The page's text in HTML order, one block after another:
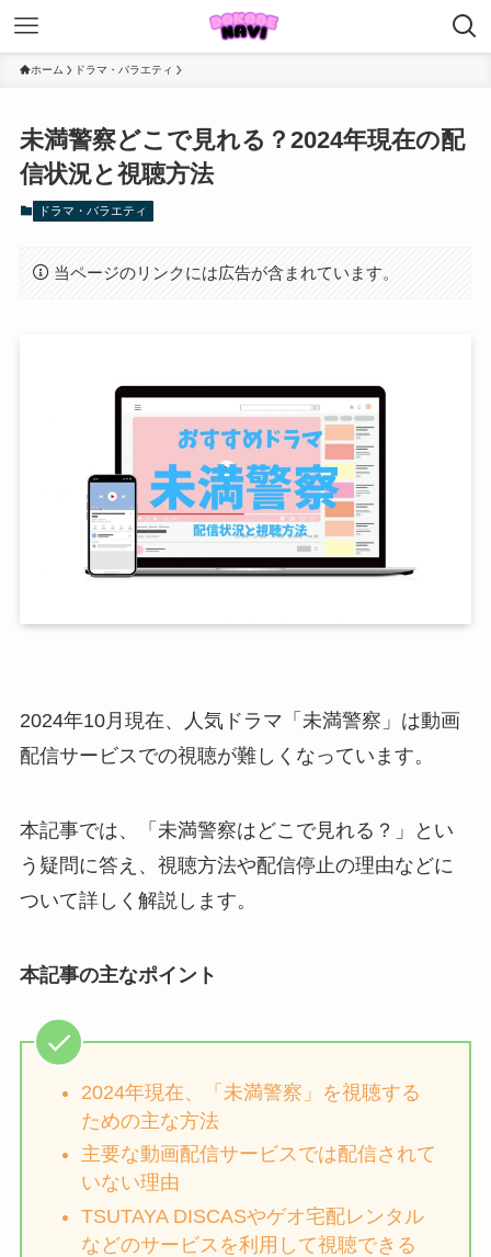
ホーム ドラマ・バラエティ
未満警察どこで見れる？2024年現在の配
信状況と視聴方法
ドラマ・バラエティ
当ページのリンクには広告が含まれています。
2024年10月現在、人気ドラマ「未満警察」は動画
配信サービスでの視聴が難しくなっています。
本記事では、「未満警察はどこで見れる？」とい
う疑問に答え、視聴方法や配信停止の理由などに
ついて詳しく解説します。
本記事の主なポイント
2024年現在、「未満警察」を視聴する
ための主な方法
主要な動画配信サービスでは配信されて
いない理由
TSUTAYA DISCASやゲオ宅配レンタル
などのサービスを利用して視聴できる